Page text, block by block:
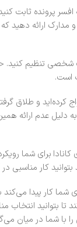
افسر پرونده ثابت
مدارک ارائه دهید
شخصی تنظیم
است.
کرده‌اید و طلاق
به دلیل عدم ارائه
کانادا برای شما
بتوانید کار مناسبی
شما کار پیدا
بتوانید انتخاب
با شما در میان